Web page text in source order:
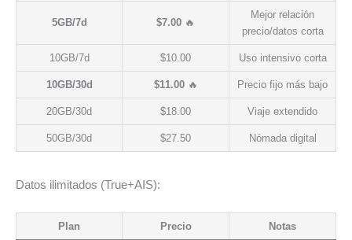
5GB/7d $7.00 🔥
Mejor relación
precio/datos corta
10GB/7d $10.00 Uso intensivo corta
10GB/30d $11.00🔥 Precio fijo más bajo
20GB/30d $18.00 Viaje extendido
50GB/30d $27.50 Nómada digital
Datos ilimitados (True+AIS):
Plan Precio Notas